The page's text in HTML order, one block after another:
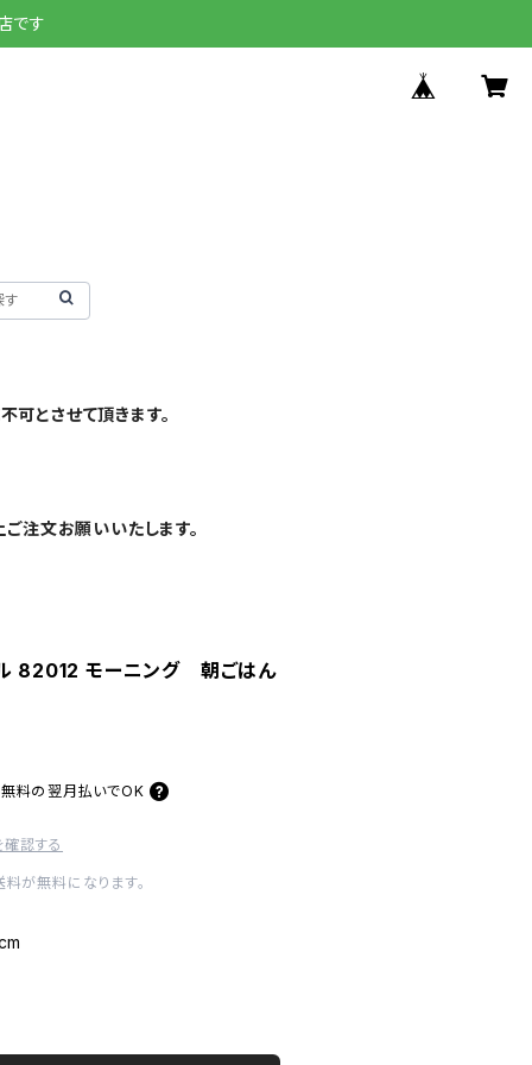
です
とさせて頂きます。
注文お願いいたします。
82012 モーニング 朝ごはん
料の 翌月払いでOK
認する
が無料になります。